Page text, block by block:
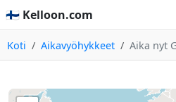
🇫🇮 Kelloon.com
Koti Aikavyöhykkeet Aika nyt